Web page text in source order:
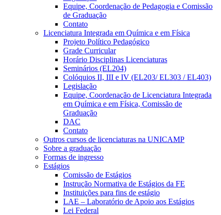
Equipe, Coordenação de Pedagogia e Comissão
de Graduação
Contato
Licenciatura Integrada em Química e em Física
Projeto Político Pedagógico
Grade Curricular
Horário Disciplinas Licenciaturas
Seminários (EL204)
Colóquios II, III e IV (EL203/ EL303 / EL403)
Legislação
Equipe, Coordenação de Licenciatura Integrada
em Química e em Física, Comissão de
Graduação
DAC
Contato
Outros cursos de licenciaturas na UNICAMP
Sobre a graduação
Formas de ingresso
Estágios
Comissão de Estágios
Instrução Normativa de Estágios da FE
Instituições para fins de estágio
LAE – Laboratório de Apoio aos Estágios
Lei Federal